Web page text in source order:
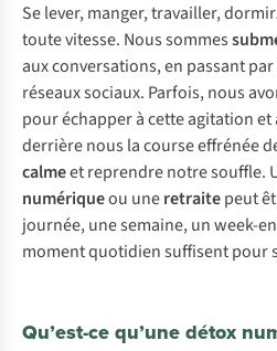
Se lever, manger, travailler,
toute vitesse. Nous sommes
aux conversations, en passant
réseaux sociaux. Parfois, nous
pour échapper à cette agitation et
derrière nous la course effrénée
calmeet reprendre notre souffle.
numériqueou uneretraitepeut
journée, une semaine, un week-
moment quotidien suffisent pour
Qu’est-ce qu’une détox